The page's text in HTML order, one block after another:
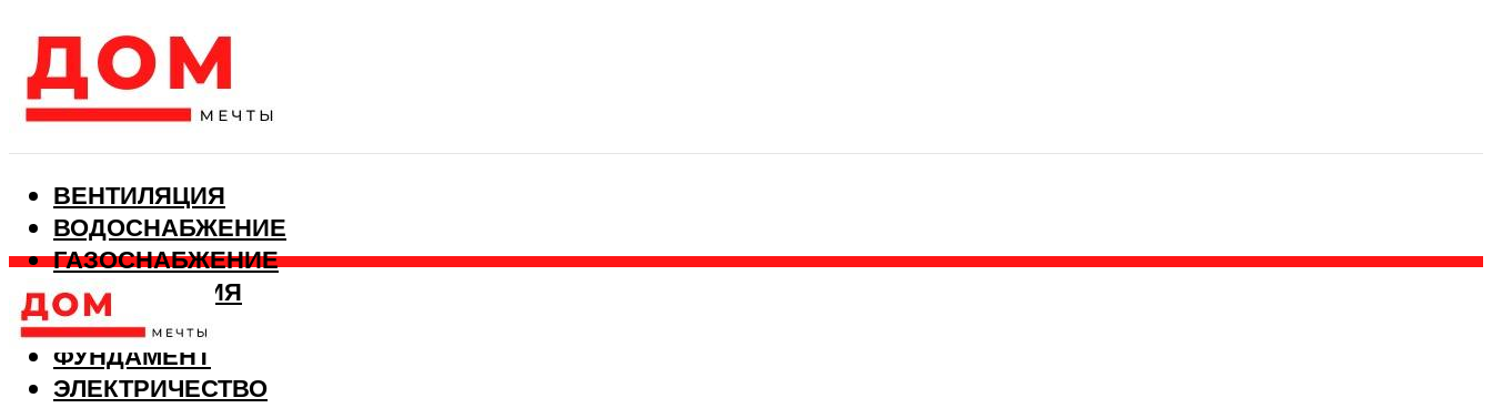
ВЕНТИЛЯЦИЯ
ВОДОСНАБЖЕНИЕ
ГАЗОСНАБЖЕНИЕ
КАНАЛИЗАЦИЯ
ОТОПЛЕНИЕ
ФУНДАМЕНТ
ЭЛЕКТРИЧЕСТВО